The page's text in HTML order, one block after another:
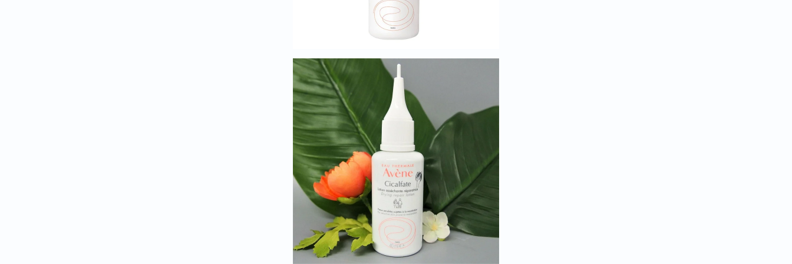
الفيتامينات
مالتي
فيتامين
أ
فيتامين
فيتامين
فيتامين
د
فيتامين
هـ
المعادن
المغنيسيوم
الحديد